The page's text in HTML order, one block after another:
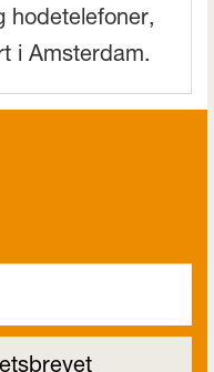
hodetelefoner,
i Amsterdam.